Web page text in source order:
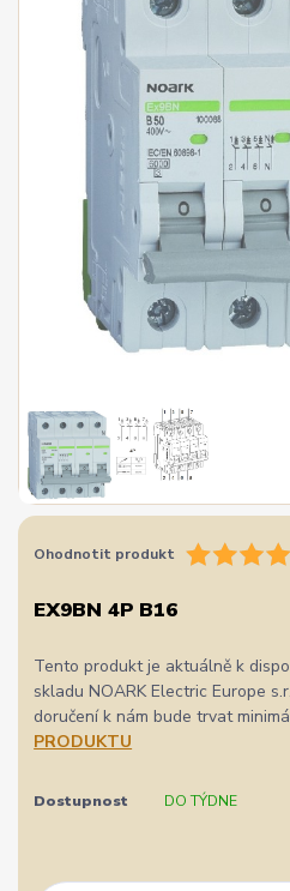
Ohodnotit produkt
EX9BN 4P B16
Tento produkt je aktuálně k
skladu NOARK Electric Europe
doručení k nám bude trvat
PRODUKTU
Dostupnost DO TÝDNE